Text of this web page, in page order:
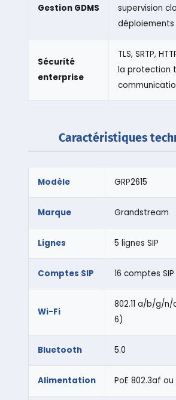
Gestion GDMS
supervision
déploiements
Sécurité
enterprise
TLS, SRTP,
la protection
Caractéristiques
Modèle GRP2615
Marque Grandstream
Lignes 5 lignes SIP
Comptes SIP 16 comptes SIP
Wi-Fi
802.11 a/b/g/
6)
Bluetooth 5.0
Alimentation PoE 802.3af